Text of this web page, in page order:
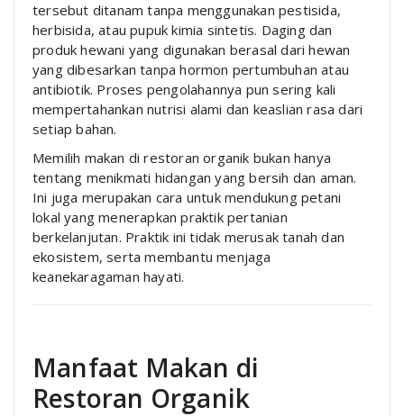
tersebut ditanam tanpa menggunakan pestisida,
herbisida, atau pupuk kimia sintetis. Daging dan
produk hewani yang digunakan berasal dari hewan
yang dibesarkan tanpa hormon pertumbuhan atau
antibiotik. Proses pengolahannya pun sering kali
mempertahankan nutrisi alami dan keaslian rasa dari
setiap bahan.
Memilih makan di restoran organik bukan hanya
tentang menikmati hidangan yang bersih dan aman.
Ini juga merupakan cara untuk mendukung petani
lokal yang menerapkan praktik pertanian
berkelanjutan. Praktik ini tidak merusak tanah dan
ekosistem, serta membantu menjaga
keanekaragaman hayati.
Manfaat Makan di
Restoran Organik